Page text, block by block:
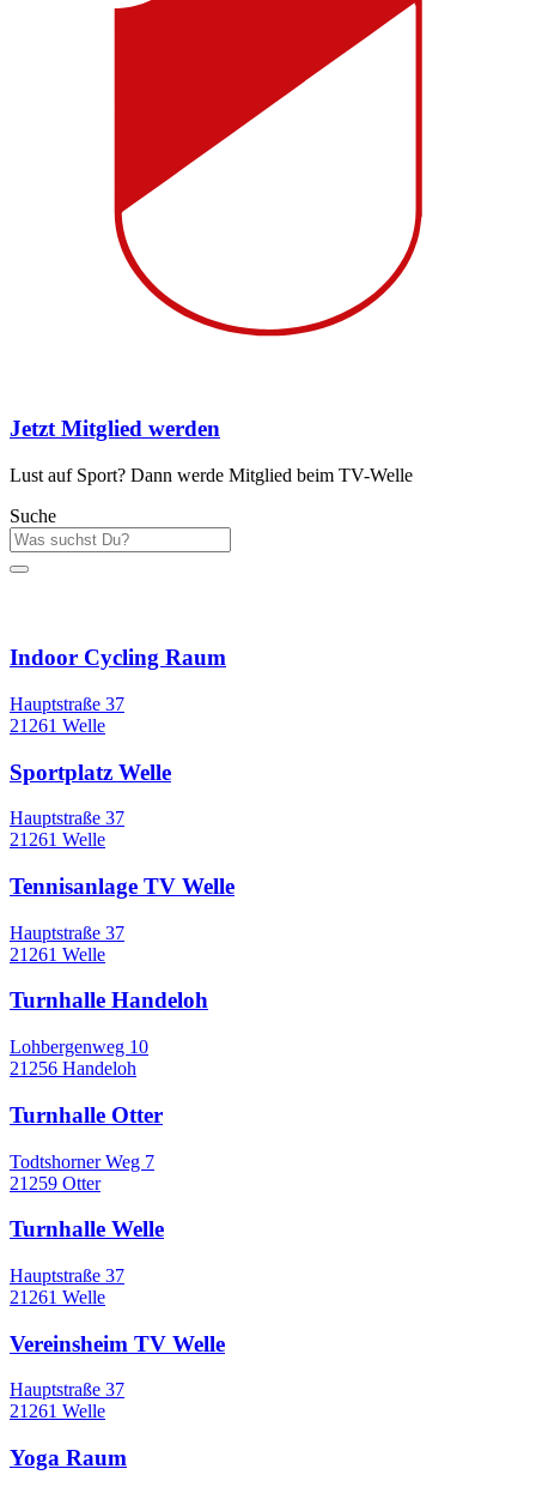
Jetzt Mitglied werden
Lust auf Sport? Dann werde Mitglied beim TV-Welle
Suche
Indoor Cycling Raum
Hauptstraße 37
21261 Welle
Sportplatz Welle
Hauptstraße 37
21261 Welle
Tennisanlage TV Welle
Hauptstraße 37
21261 Welle
Turnhalle Handeloh
Lohbergenweg 10
21256 Handeloh
Turnhalle Otter
Todtshorner Weg 7
21259 Otter
Turnhalle Welle
Hauptstraße 37
21261 Welle
Vereinsheim TV Welle
Hauptstraße 37
21261 Welle
Yoga Raum